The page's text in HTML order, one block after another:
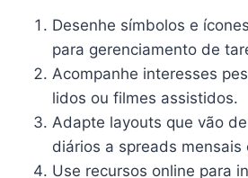
Desenhe símbolos e
para gerenciamento de
Acompanhe interesses
lidos ou filmes assistidos.
Adapte layouts que vão
diários a spreads mensais
Use recursos online para